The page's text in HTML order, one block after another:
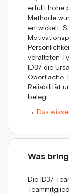
erfüllt hohe
Methode
entwickelt.
veralteten
ID37 die
Oberfläche.
Reliabilität
belegt.
→ Das
Was
Die ID37